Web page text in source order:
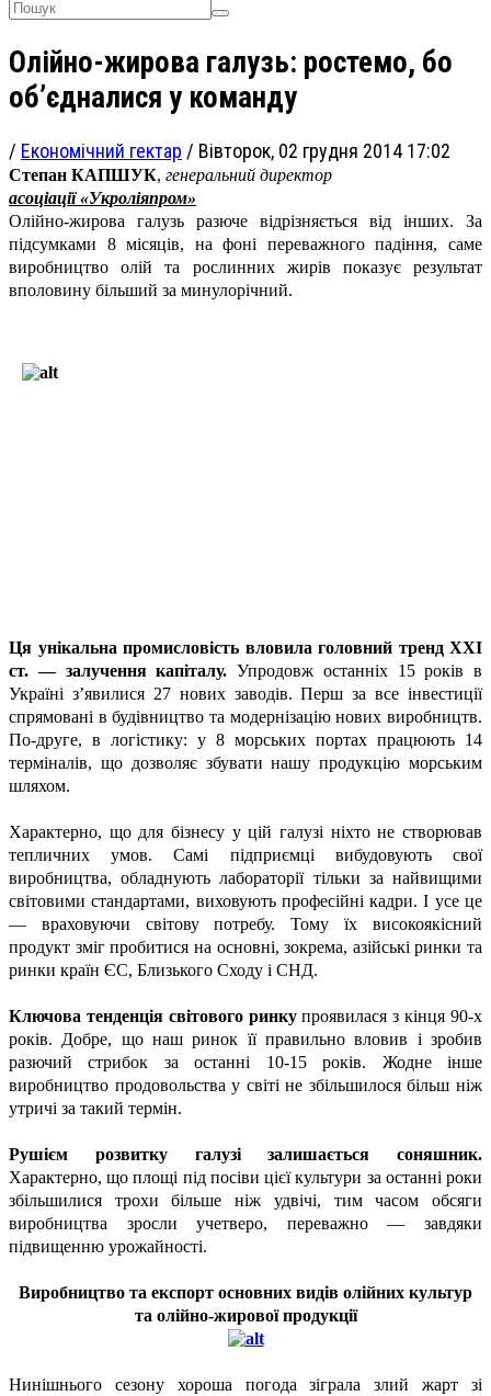
Олійно-жирова галузь: ростемо, бо
об’єдналися у команду
/ Економічний гектар / Вівторок, 02 грудня 2014 17:02
Степан КАПШУК, генеральний директор
асоціації «Укроліяпром»
Олійно-жирова галузь разюче відрізняється від інших. За
підсумками 8 місяців, на фоні переважного падіння, саме
виробництво олій та рослинних жирів показує результат
вполовину більший за минулорічний.
Ця унікальна промисловість вловила головний тренд ХХІ
ст. — залучення капіталу. Упродовж останніх 15 років в
Україні з’явилися 27 нових заводів. Перш за все інвестиції
спрямовані в будівництво та модернізацію нових виробництв.
По-друге, в логістику: у 8 морських портах працюють 14
терміналів, що дозволяє збувати нашу продукцію морським
шляхом.
Характерно, що для бізнесу у цій галузі ніхто не створював
тепличних умов. Самі підприємці вибудовують свої
виробництва, обладнують лабораторії тільки за найвищими
світовими стандартами, виховують професійні кадри. І усе це
— враховуючи світову потребу. Тому їх високоякісний
продукт зміг пробитися на основні, зокрема, азійські ринки та
ринки країн ЄС, Близького Сходу і СНД.
Ключова тенденція світового ринкупроявилася з кінця 90-х
років. Добре, що наш ринок її правильно вловив і зробив
разючий стрибок за останні 10-15 років. Жодне інше
виробництво продовольства у світі не збільшилося більш ніж
утричі за такий термін.
Рушієм розвитку галузі залишається соняшник.
Характерно, що площі під посіви цієї культури за останні роки
збільшилися трохи більше ніж удвічі, тим часом обсяги
виробництва зросли учетверо, переважно — завдяки
підвищенню урожайності.
Виробництво та експорт основних видів олійних культур
та олійно-жирової продукції
Нинішнього сезону хороша погода зіграла злий жарт зі